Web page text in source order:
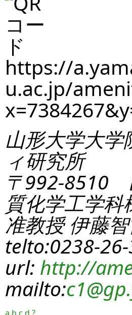
https://
u.ac.jp/
山形大学大
ィ研究所
〒992-8510
質化学工学
准教授 伊藤
telto:0238-
url: http://
mailto:c1